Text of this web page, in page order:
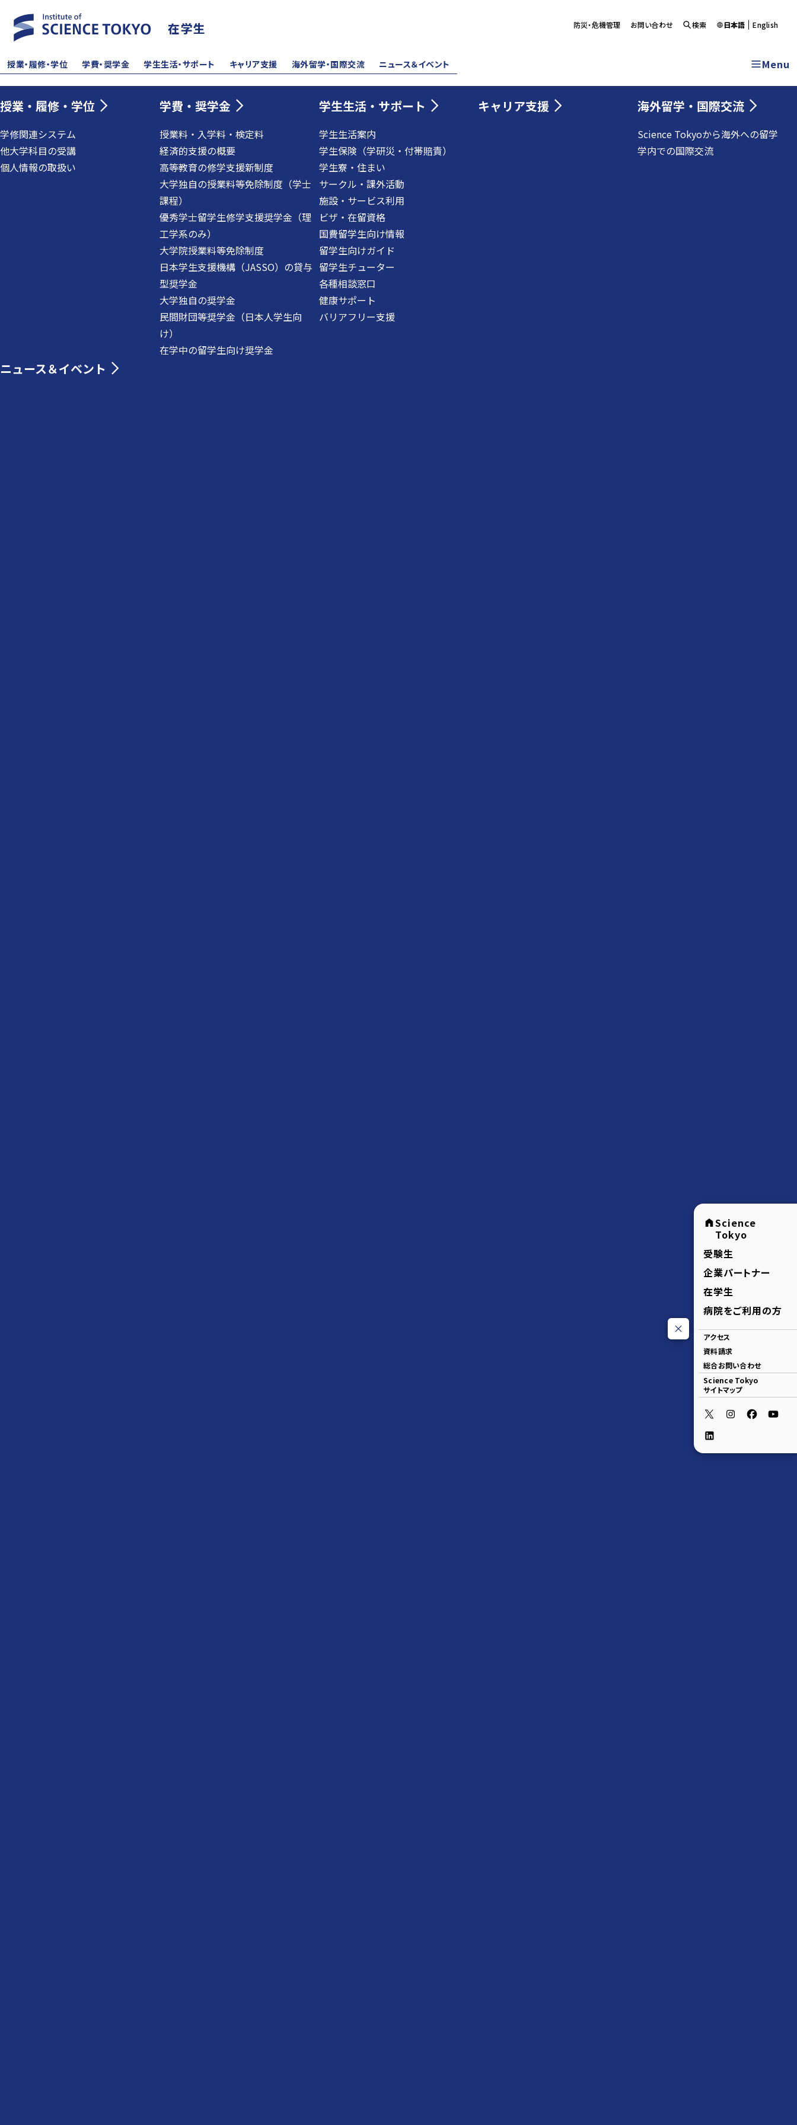
在学生
授業・履修・学位 学費・奨学金 学生生活・サポート キャリア支援 海外留学・国際交流 ニュース＆イベント Menu
授業・履修・学位
学修関連システム
他大学科目の受講
個人情報の取扱い
学費・奨学金
授業料・入学料・検定料
経済的支援の概要
高等教育の修学支援新制度
大学独自の授業料等免除制度（学士
課程）
優秀学士留学生修学支援奨学金（理
工学系のみ）
大学院授業料等免除制度
日本学生支援機構（JASSO）の貸与
型奨学金
大学独自の奨学金
民間財団等奨学金（日本人学生向
け）
在学中の留学生向け奨学金
学生生活・サポート
学生生活案内
学生保険（学研災・付帯賠責）
学生寮・住まい
サークル・課外活動
施設・サービス利用
ビザ・在留資格
国費留学生向け情報
留学生向けガイド
留学生チューター
各種相談窓口
健康サポート
バリアフリー支援
キャリア支援 海外留学・国際交流
Science Tokyoから海外への留学
学内での国際交流
ニュース＆イベント
防災・危機管理 お問い合わせ 検索 日本語 English
Science
Tokyo
受験生
企業パートナー
在学生
病院をご利用の方
アクセス
資料請求
総合お問い合わせ
Science Tokyo
サイトマップ